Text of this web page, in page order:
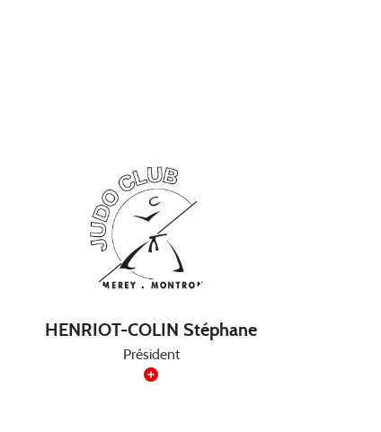
HENRIOT-COLIN Stéphane
Président